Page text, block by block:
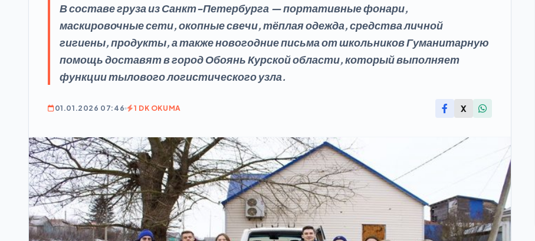
В составе груза из Санкт-Петербурга — портативные фонари,
маскировочные сети, окопные свечи, тёплая одежда, средства личной
гигиены, продукты, а также новогодние письма от школьников Гуманитарную
помощь доставят в город Обоянь Курской области, который выполняет
функции тылового логистического узла.
01.01.2026 07:46 1 DK OKUMA X